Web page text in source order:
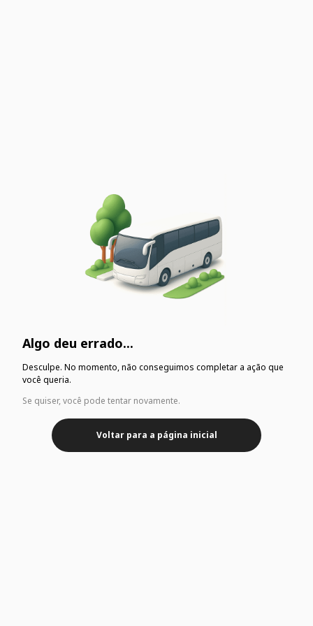
Algo deu errado...
Desculpe. No momento, não conseguimos completar a ação que
você queria.
Se quiser, você pode tentar novamente.
Voltar para a página inicial